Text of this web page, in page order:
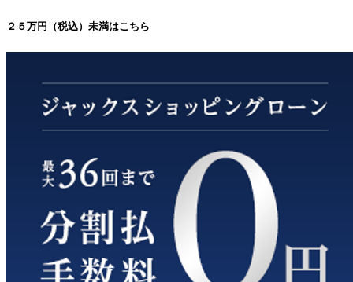
２５万円（税込）未満はこちら